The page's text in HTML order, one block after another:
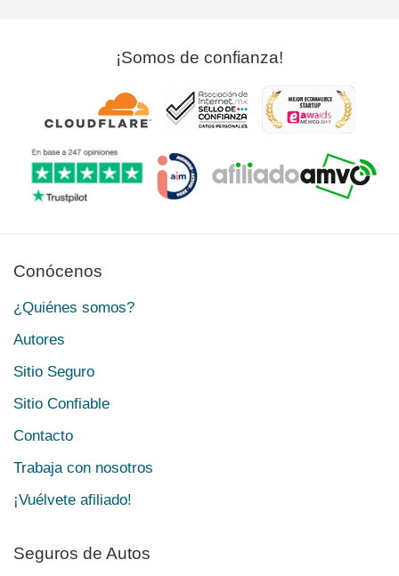
¡Somos de confianza!
Conócenos
¿Quiénes somos?
Autores
Sitio Seguro
Sitio Confiable
Contacto
Trabaja con nosotros
¡Vuélvete afiliado!
Seguros de Autos